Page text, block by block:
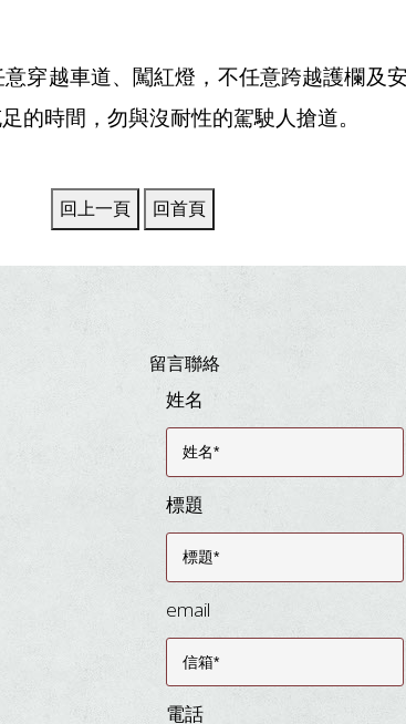
穿越車道、闖紅燈，不任意跨越護欄及
的時間，勿與沒耐性的駕駛人搶道。
留言聯絡
姓名
標題
email
電話